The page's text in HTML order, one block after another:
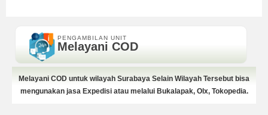
PENGAMBILAN UNIT
Melayani COD
Melayani COD untuk wilayah Surabaya Selain Wilayah Tersebut bisa
mengunakan jasa Expedisi atau melalui Bukalapak, Olx, Tokopedia.